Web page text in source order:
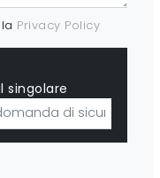
Privacy Policy
singolare